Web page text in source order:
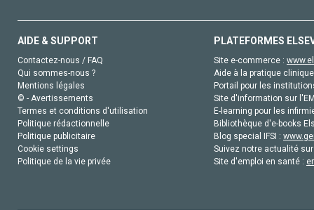
AIDE & SUPPORT
Contactez-nous / FAQ
Qui sommes-nous ?
Mentions légales
© - Avertissements
Termes et conditions d'utilisation
Politique rédactionnelle
Politique publicitaire
Cookie settings
Politique de la vie privée
PLATEFORMES
Site e-commerce :
Aide à la pratique
Portail pour les
Site d'information sur
E-learning pour les
Bibliothèque d'e-books
Blog special IFSI :
Suivez notre actualité
Site d'emploi en santé :